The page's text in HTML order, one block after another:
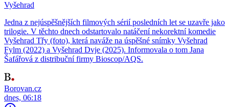
Vyšehrad
Jedna z nejúspěšnějších filmových sérií posledních let se uzavře jako
trilogie. V těchto dnech odstartovalo natáčení nekorektní komedie
Vyšehrad Třy (foto), která naváže na úspěšné snímky Vyšehrad
Fylm (2022) a Vyšehrad Dvje (2025). Informovala o tom Jana
Šafářová z distribuční firmy Bioscop/AQS.
Borovan.cz
dnes, 06:18